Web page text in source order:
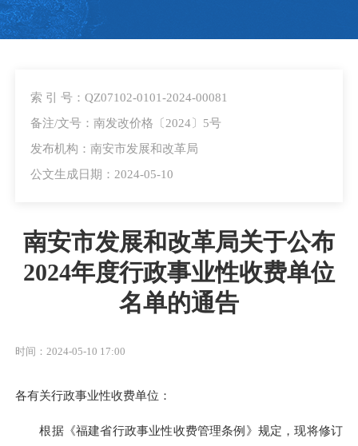
索 引 号：QZ07102-0101-2024-00081
备注/文号：南发改价格〔2024〕5号
发布机构：南安市发展和改革局
公文生成日期：2024-05-10
南安市发展和改革局关于公布
2024年度行政事业性收费单位
名单的通告
时间：2024-05-10 17:00
各有关行政事业性收费单位：
根据《福建省行政事业性收费管理条例》规定，现将修订